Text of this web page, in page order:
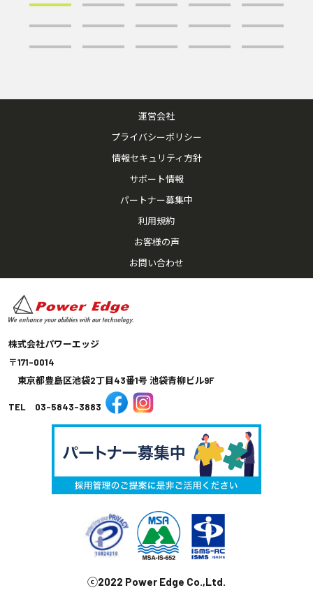
運営会社
プライバシーポリシー
情報セキュリティ方針
サポート情報
パートナー募集中
利用規約
お客様の声
お問い合わせ
株式会社パワーエッジ
〒171-0014
東京都豊島区池袋2丁目43番1号 池袋青柳ビル9F
TEL 03-5843-3883
ⓒ2022 Power Edge Co.,Ltd.